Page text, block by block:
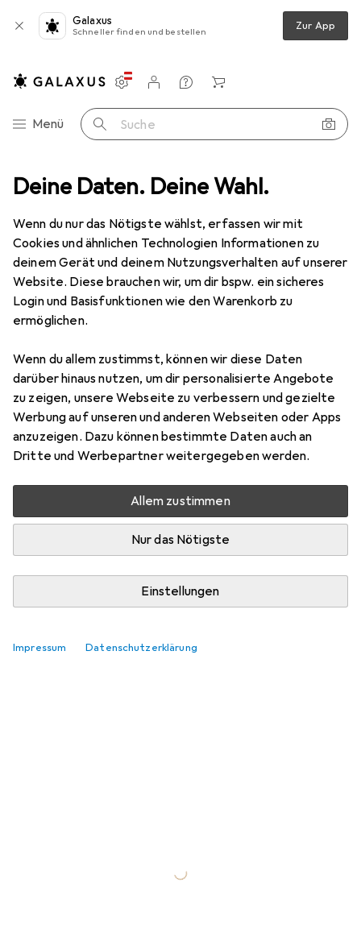
Deine Daten. Deine Wahl.
Wenn du nur das Nötigste wählst, erfassen wir mit
Cookies und ähnlichen Technologien Informationen zu
deinem Gerät und deinem Nutzungsverhalten auf unserer
Website. Diese brauchen wir, um dir bspw. ein sicheres
Login und Basisfunktionen wie den Warenkorb zu
ermöglichen.
Wenn du allem zustimmst, können wir diese Daten
darüber hinaus nutzen, um dir personalisierte Angebote
zu zeigen, unsere Webseite zu verbessern und gezielte
Werbung auf unseren und anderen Webseiten oder Apps
anzuzeigen. Dazu können bestimmte Daten auch an
Dritte und Werbepartner weitergegeben werden.
Allem zustimmen
Nur das Nötigste
Einstellungen
Impressum Datenschutzerklärung
Galaxus
Schneller finden und bestellen Zur App
Navigation nach Kategorien
Menü Suche
Einstellungen
Kundenkonto
Vergleichslisten
Merklisten
Warenkorb
TOP
Kategorien anzeigen
Diese Marke gefällt mir